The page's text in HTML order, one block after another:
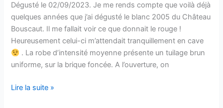
Dégusté le 02/09/2023. Je me rends compte que voilà déjà
quelques années que j’ai dégusté le blanc 2005 du Château
Bouscaut. Il me fallait voir ce que donnait le rouge !
Heureusement celui-ci m’attendait tranquillement en cave
. La robe d’intensité moyenne présente un tuilage brun
uniforme, sur la brique foncée. A l’ouverture, on
Pessac-
Lire la suite »